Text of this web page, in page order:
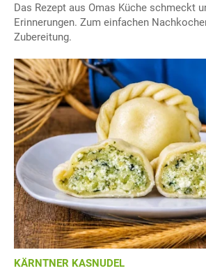
Das Rezept aus Omas Küche schmeckt
Erinnerungen. Zum einfachen
Zubereitung.
KÄRNTNER KASNUDEL